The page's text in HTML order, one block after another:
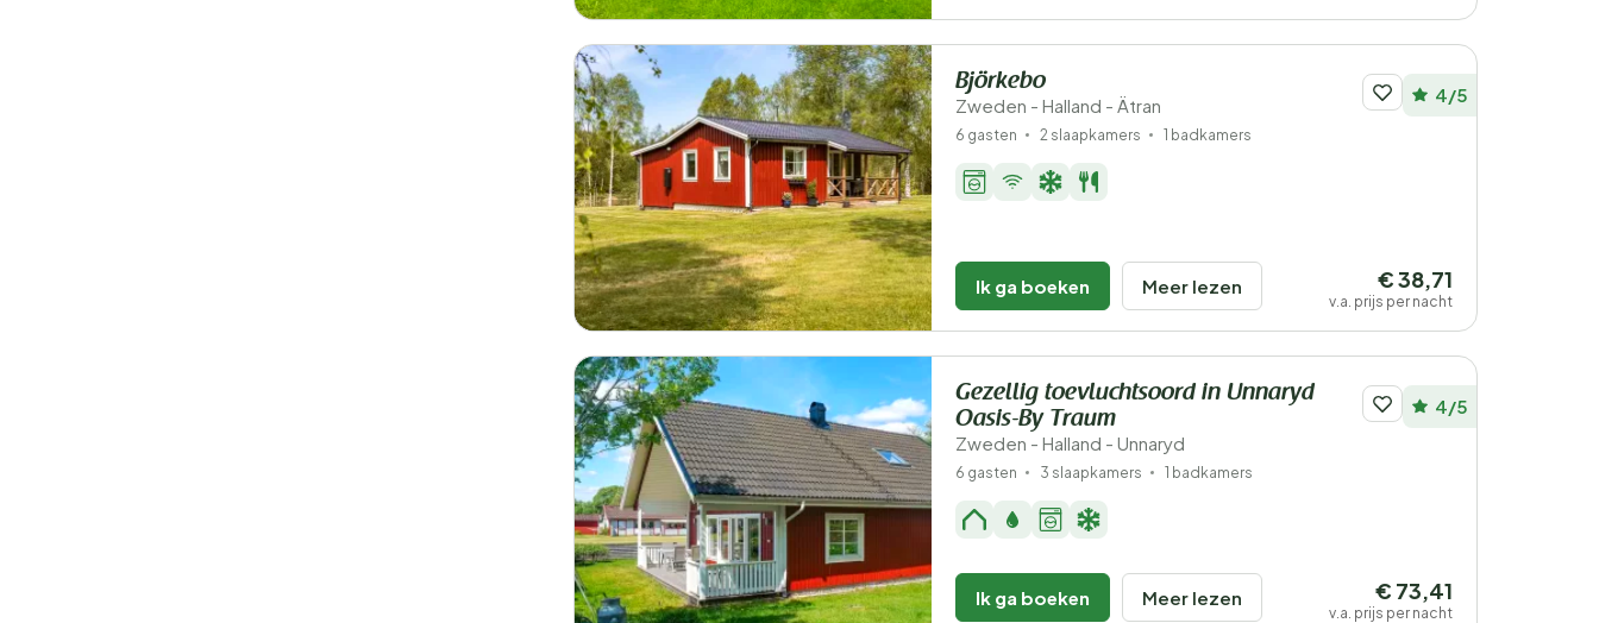
Björkebo
Zweden - Halland - Ätran 4/5
6 gasten 2 slaapkamers 1 badkamers
Ik ga boeken Meer lezen € 38,71
v.a. prijs per nacht
Gezellig toevluchtsoord in Unnaryd
Oasis-By Traum
Zweden - Halland - Unnaryd
4/5
6 gasten 3 slaapkamers 1 badkamers
Ik ga boeken Meer lezen € 73,41
v.a. prijs per nacht